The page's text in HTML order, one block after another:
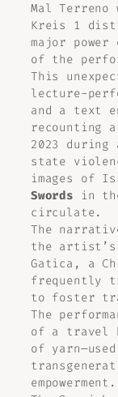
Mal Terreno
Kreis 1
major
of the
This
lecture-
and a text
recounting
2023
state
images of
Swords in
circulate.
The
the artist’s
Gatica, a
frequently
to foster
The
of a travel
of
empowerment.